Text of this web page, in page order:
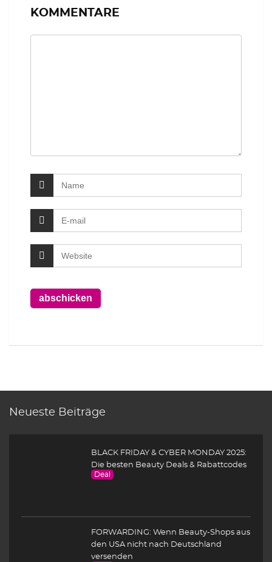
KOMMENTARE
Neueste Beiträge
BLACK FRIDAY & CYBER MONDAY 2025:
Die besten Beauty Deals & Rabattcodes
Deal
FORWARDING: Wenn Beauty-Shops aus
den USA nicht nach Deutschland
versenden